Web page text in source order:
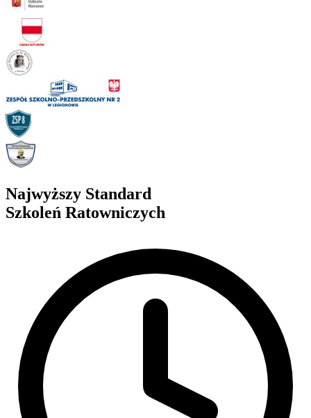
Najwyższy Standard
Szkoleń Ratowniczych